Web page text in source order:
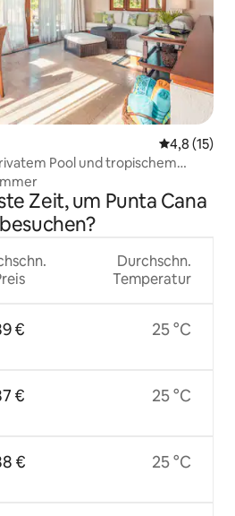
4,8 (15)
Pool und tropischem
Zeit, um Punta Cana
€
€
€
Durchschn.
Temperatur
25 °C
25 °C
25 °C